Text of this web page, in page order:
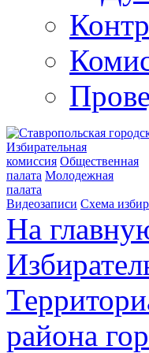
Избирательная
комиссия Общественная
палата Молодежная
палата
Видеозаписи Схема
На
района